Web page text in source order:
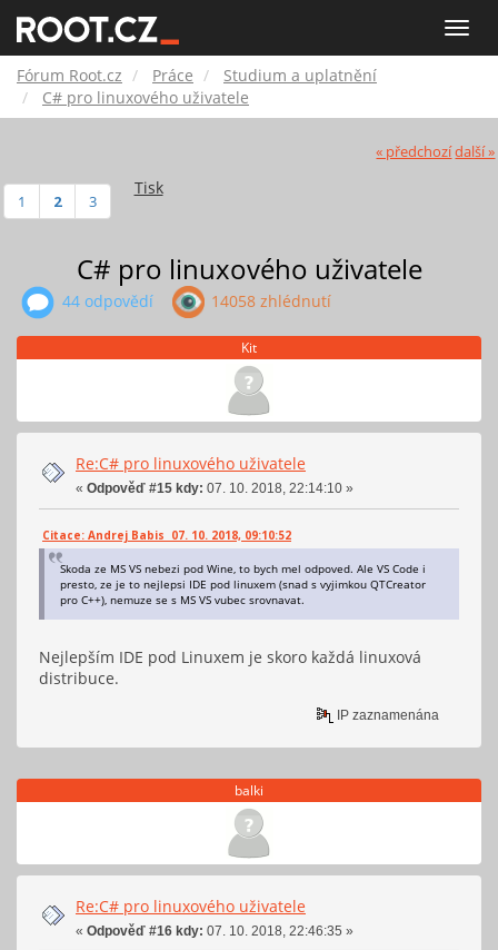
Toggle
Root.cz
Fórum Root.cz Práce
Studium a uplatnění
C# pro linuxového uživatele
« předchozídalší »
Tisk
1 2 3
C# pro linuxového uživatele
44 odpovědí 14058 zhlédnutí
Kit
Re:C# pro linuxového uživatele
« Odpověď #15 kdy: 07. 10. 2018, 22:14:10 »
Citace: Andrej Babis 07. 10. 2018, 09:10:52
Skoda ze MS VS nebezi pod Wine, to bych mel odpoved. Ale VS Code i
presto, ze je to nejlepsi IDE pod linuxem (snad s vyjimkou QTCreator
pro C++), nemuze se s MS VS vubec srovnavat.
Nejlepším IDE pod Linuxem je skoro každá linuxová
distribuce.
IP zaznamenána
balki
Re:C# pro linuxového uživatele
« Odpověď #16 kdy: 07. 10. 2018, 22:46:35 »